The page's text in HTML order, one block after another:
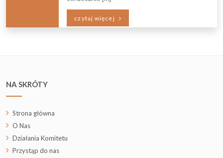
czytaj więcej
NA SKRÓTY
Strona główna
O Nas
Działania Komitetu
Przystąp do nas